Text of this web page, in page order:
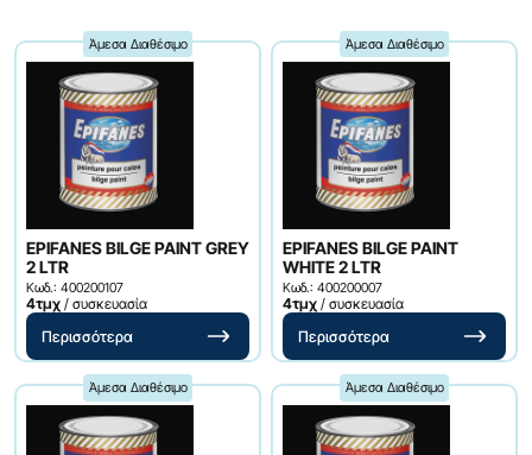
Άμεσα Διαθέσιμο
EPIFANES BILGE PAINT GREY
2 LTR
Κωδ.: 400200107
4τμχ / συσκευασία
Περισσότερα
Άμεσα Διαθέσιμο
EPIFANES BILGE PAINT
WHITE 2 LTR
Κωδ.: 400200007
4τμχ / συσκευασία
Περισσότερα
Άμεσα Διαθέσιμο Άμεσα Διαθέσιμο